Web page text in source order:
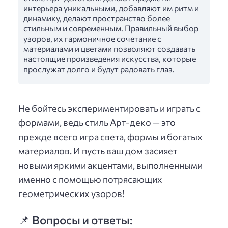
интерьера уникальными, добавляют им ритм и
динамику, делают пространство более
стильным и современным. Правильный выбор
узоров, их гармоничное сочетание с
материалами и цветами позволяют создавать
настоящие произведения искусства, которые
прослужат долго и будут радовать глаз.
Не бойтесь экспериментировать и играть с
формами, ведь стиль Арт-деко — это
прежде всего игра света, формы и богатых
материалов. И пусть ваш дом засияет
новыми яркими акцентами, выполненными
именно с помощью потрясающих
геометрических узоров!
📌 Вопросы и ответы: